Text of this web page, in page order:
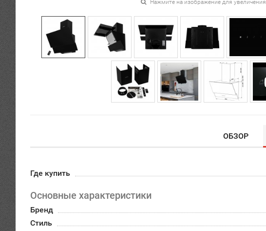
Нажмите на изображение для увеличения
ОБЗОР
Где купить
Основные характеристики
Бренд
Стиль